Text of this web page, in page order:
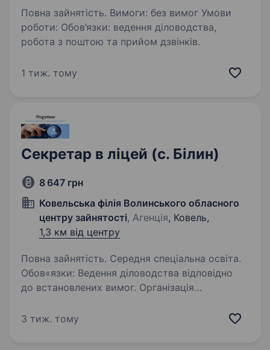
Повна зайнятість. Вимоги: без вимог Умови
роботи: Обов’язки: ведення діловодства,
робота з поштою та прийом дзвінків.
1 тиж. тому
Секретар в ліцей (с. Білин)
8 647 грн
Ковельська філія Волинського обласного
центру зайнятості, Агенція, Ковель,
1,3 км від центру
Повна зайнятість. Середня спеціальна освіта.
Обов«язки: Ведення діловодства відповідно
до встановлених вимог. Організація
документообігу. Забезпечення комунікації між
3 тиж. тому